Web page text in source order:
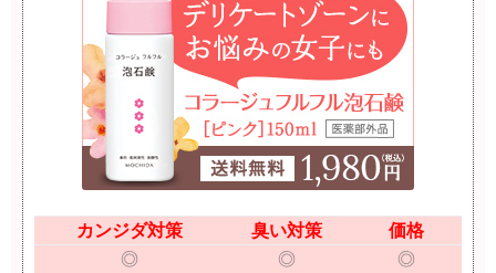
カンジダ対策 臭い対策
価格
◎
◎
◎